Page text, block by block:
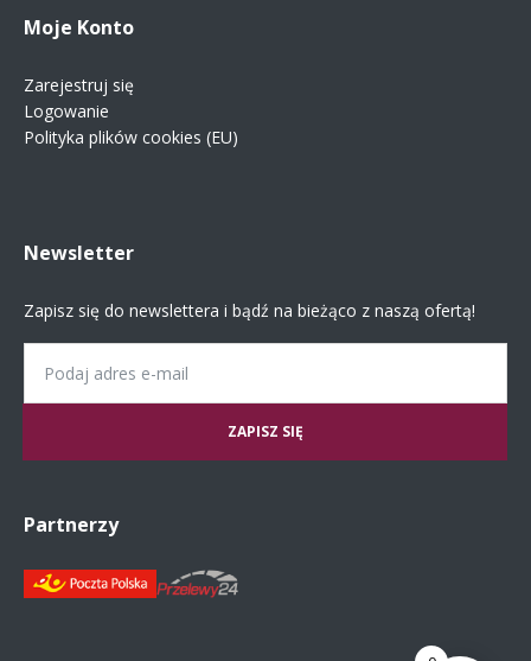
Moje Konto
Zarejestruj się
Logowanie
Polityka plików cookies (EU)
Newsletter
Zapisz się do newslettera i bądź na bieżąco z naszą ofertą!
Partnerzy